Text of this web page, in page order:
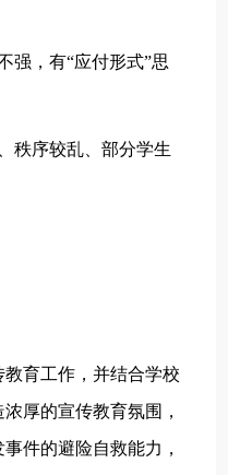
强，有“应付形式”思
秩序较乱、部分学生
育工作，并结合学校
厚的宣传教育氛围，
件的避险自救能力，